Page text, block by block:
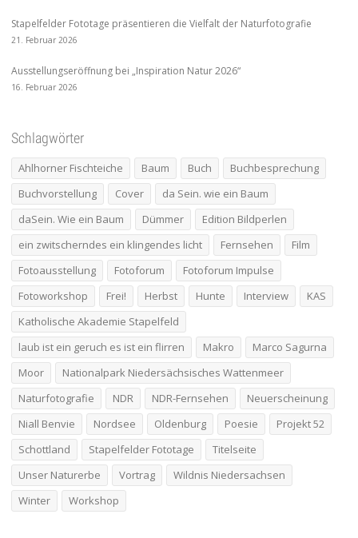
Stapelfelder Fototage präsentieren die Vielfalt der Naturfotografie
21. Februar 2026
Ausstellungseröffnung bei „Inspiration Natur 2026“
16. Februar 2026
Schlagwörter
Ahlhorner Fischteiche Baum Buch
Buchbesprechung
Buchvorstellung
Cover
da Sein. wie ein Baum
daSein. Wie ein Baum
Dümmer
Edition Bildperlen
ein zwitscherndes ein klingendes licht
Fernsehen
Film
Fotoausstellung
Fotoforum
Fotoforum Impulse
Fotoworkshop
Frei! Herbst Hunte Interview
KAS
Katholische Akademie Stapelfeld
laub ist ein geruch es ist ein flirren
Makro
Marco Sagurna
Moor
Nationalpark Niedersächsisches Wattenmeer
Naturfotografie
NDR NDR-Fernsehen
Neuerscheinung
Niall Benvie
Nordsee Oldenburg Poesie
Projekt 52
Schottland
Stapelfelder Fototage
Titelseite
Unser Naturerbe
Vortrag
Wildnis Niedersachsen
Winter
Workshop